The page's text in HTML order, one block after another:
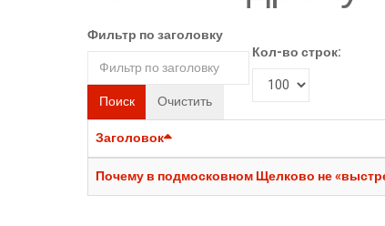
Фильтр по заголовку
Поиск Очистить
Кол-во строк:
Заголовок
Почему в подмосковном Щелково не